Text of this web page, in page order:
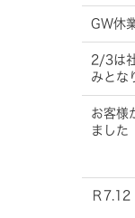
GW休
2/3は
みとな
お客様
ました
Ｒ